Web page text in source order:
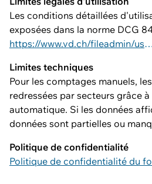
Les conditions détaillées
exposées dans la norme DCG
https://www.vd.ch/fileadmin/
Limites techniques
Pour les comptages manuels,
redressées par secteurs grâce
automatique. Si les données
données sont partielles ou
Politique de confidentialité
Politique de confidentialité du